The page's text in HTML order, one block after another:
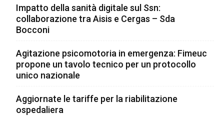
Impatto della sanità digitale sul Ssn:
collaborazione tra Aisis e Cergas – Sda
Bocconi
Agitazione psicomotoria in emergenza: Fimeuc
propone un tavolo tecnico per un protocollo
unico nazionale
Aggiornate le tariffe per la riabilitazione
ospedaliera